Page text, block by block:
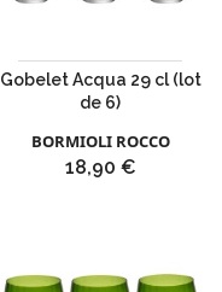
Gobelet Acqua 29 cl (lot
de 6)
BORMIOLI ROCCO
Prix
18,90 €